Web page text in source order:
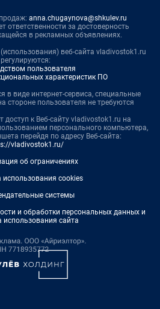
anna.chugaynova@shkulev.ru
ответственности за достоверность
в рекламных объявлениях.
веб-сайта vladivostok1.ru
регулируются:
пользователя
характеристик ПО
в виде интернет-сервиса, специальные
стороне пользователя не требуются
доступ к Веб-сайту vladivostok1.ru на
персонального компьютера,
перейдя по адресу Веб-сайта:
vladivostok1.ru/
об ограничениях
использования cookies
системы
и обработки персональных данных и
использования сайта